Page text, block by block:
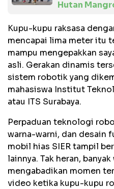
Hutan
Kupu-kupu raksasa
mencapai lima meter itu
mampu mengepakkan
asli. Gerakan dinamis
sistem robotik yang
mahasiswa Institut
atau ITS Surabaya.
Perpaduan teknologi
warna-warni, dan desain
mobil hias SIER tampil
lainnya. Tak heran,
mengabadikan momen
video ketika kupu-kupu